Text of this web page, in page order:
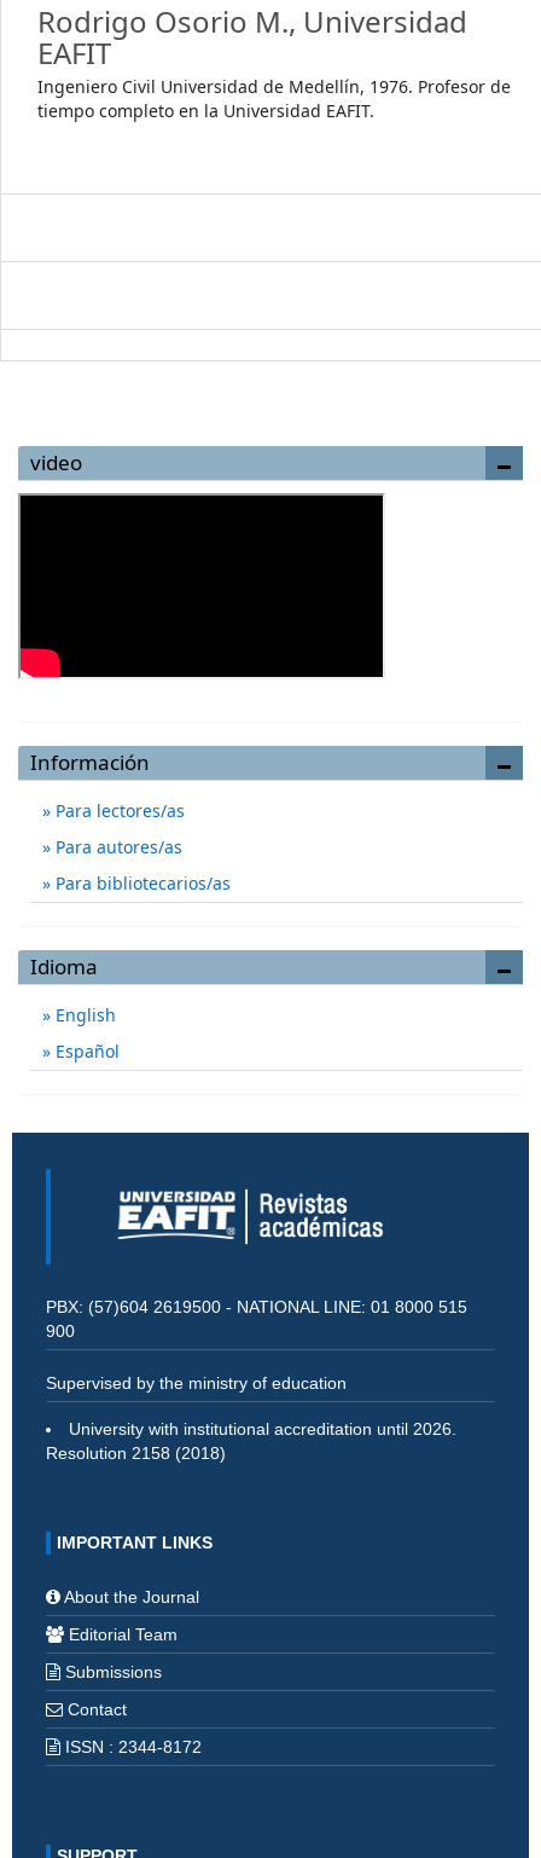
Rodrigo Osorio M., Universidad
EAFIT
Ingeniero Civil Universidad de Medellín, 1976. Profesor de
tiempo completo en la Universidad EAFIT.
video
Información
Para lectores/as
Para autores/as
Para bibliotecarios/as
Idioma
English
Español
PBX: (57)604 2619500 - NATIONAL LINE: 01 8000 515
900
Supervised by the ministry of education
University with institutional accreditation until 2026.
Resolution 2158 (2018)
IMPORTANT LINKS
About the Journal
Editorial Team
Submissions
Contact
ISSN : 2344-8172